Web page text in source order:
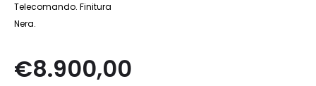
Telecomando. Finitura
Nera.
€8.900,00